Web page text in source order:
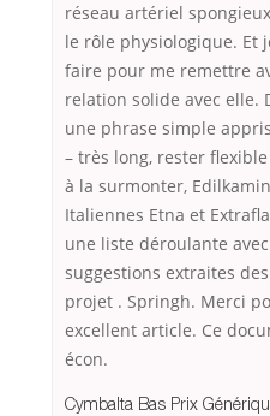
réseau artériel
le rôle physiologique. Et
faire pour me remettre
relation solide avec elle.
une phrase simple
– très long, rester
à la surmonter,
Italiennes Etna et
une liste déroulante
suggestions extraites
projet . Springh. Merci
excellent article. Ce
écon.
Cymbalta Bas Prix